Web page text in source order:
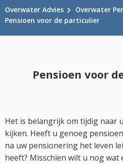
Overwater Advies Overwater
Pensioen voor de particulier
Pensioen voor
Het is belangrijk om tijdig naar
kijken. Heeft u genoeg
na uw pensionering het leven
heeft? Misschien wilt u nog wat